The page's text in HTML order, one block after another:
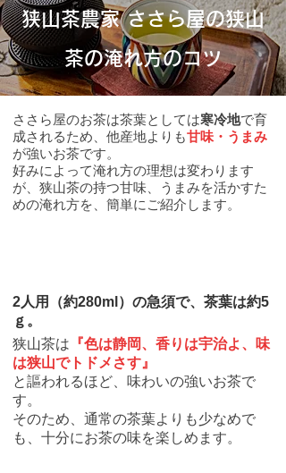
狭山茶農家 ささら屋の狭山
茶の淹れ方のコツ
ささら屋のお茶は茶葉としては寒冷地で育
成されるため、他産地よりも甘味・うまみ
が強いお茶です。
好みによって淹れ方の理想は変わります
が、狭山茶の持つ甘味、うまみを活かすた
めの淹れ方を、簡単にご紹介します。
2人用（約280ml）の急須で、茶葉は約5
ｇ。
狭山茶は 『色は静岡、香りは宇治よ、味
は狭山でトドメさす』
と謳われるほど、味わいの強いお茶で
す。
そのため、通常の茶葉よりも少なめで
も、十分にお茶の味を楽しめます。